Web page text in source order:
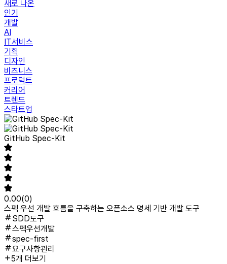
새로 나온
인기
개발
AI
IT서비스
기획
디자인
비즈니스
프로덕트
커리어
트렌드
스타트업
GitHub Spec-Kit
0.00(0)
스펙 우선 개발 흐름을 구축하는 오픈소스 명세 기반 개발 도구
SDD도구
스펙우선개발
spec-first
요구사항관리
5개 더보기